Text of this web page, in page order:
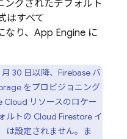
ングされたデフォルト
はすべて
なり、 App Engine に
30 日以降、Firebase バ
をプロビジョニング
Cloud リソースのロケー
ルトの Cloud Firestore イ
は設定されません。ま